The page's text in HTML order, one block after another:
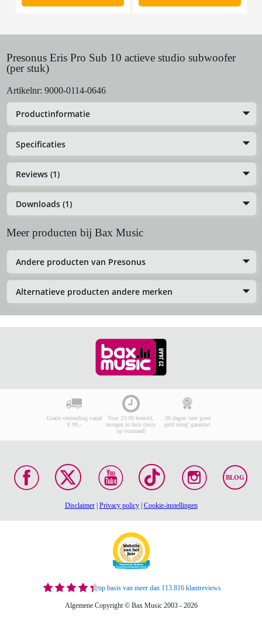
Presonus Eris Pro Sub 10 actieve studio subwoofer
(per stuk)
Artikelnr: 9000-0114-0646
Productinformatie
Specificaties
Reviews (1)
Downloads (1)
Meer producten bij Bax Music
Andere producten van Presonus
Alternatieve producten andere merken
Gratis verzending vanaf
€ 99,-
Voor 23:00 besteld,
morgen in huis (mits
op voorraad)
30 dagen 'niet goed
geld terug' garantie!
BLOG
Disclaimer| Privacy policy| Cookie-instellingen
op basis van meer dan 113.816 klantreviews
Algemene Copyright © Bax Music 2003 - 2026